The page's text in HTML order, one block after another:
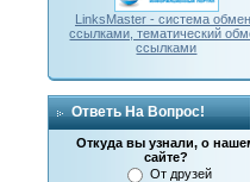
LinksMaster - система
ссылками, тематический
ссылками
Ответь На Вопрос!
Откуда вы узнали, о
сайте?
От друзей